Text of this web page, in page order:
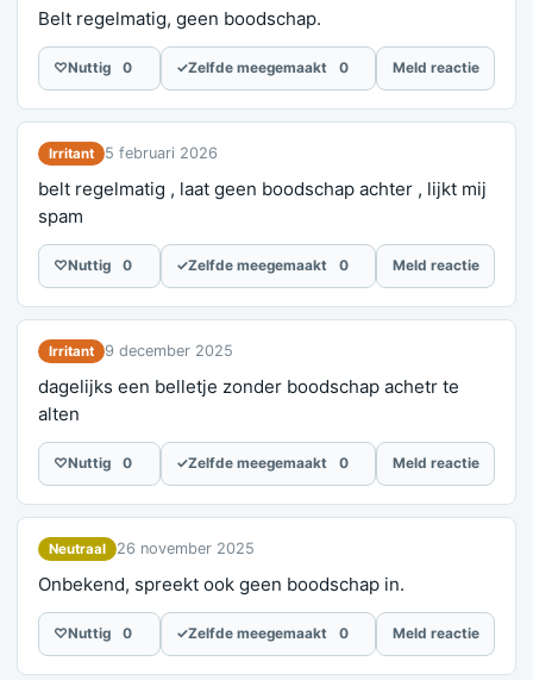
Belt regelmatig, geen boodschap.
♡Nuttig 0 ✓Zelfde meegemaakt 0 Meld reactie
Irritant 5 februari 2026
belt regelmatig , laat geen boodschap achter , lijkt mij
spam
♡Nuttig 0 ✓Zelfde meegemaakt 0 Meld reactie
Irritant 9 december 2025
dagelijks een belletje zonder boodschap achetr te
alten
♡Nuttig 0 ✓Zelfde meegemaakt 0 Meld reactie
Neutraal 26 november 2025
Onbekend, spreekt ook geen boodschap in.
♡Nuttig 0 ✓Zelfde meegemaakt 0 Meld reactie